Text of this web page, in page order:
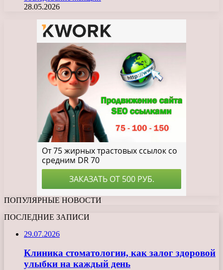
28.05.2026
ПОПУЛЯРНЫЕ НОВОСТИ
ПОСЛЕДНИЕ ЗАПИСИ
29.07.2026
Клиника стоматологии, как залог здоровой
улыбки на каждый день